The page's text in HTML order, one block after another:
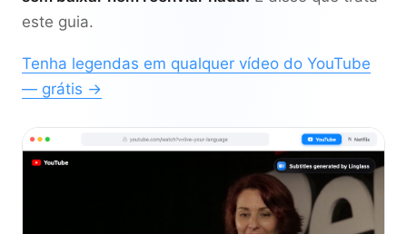
este guia.
Tenha legendas em qualquer vídeo do YouTube
— grátis →